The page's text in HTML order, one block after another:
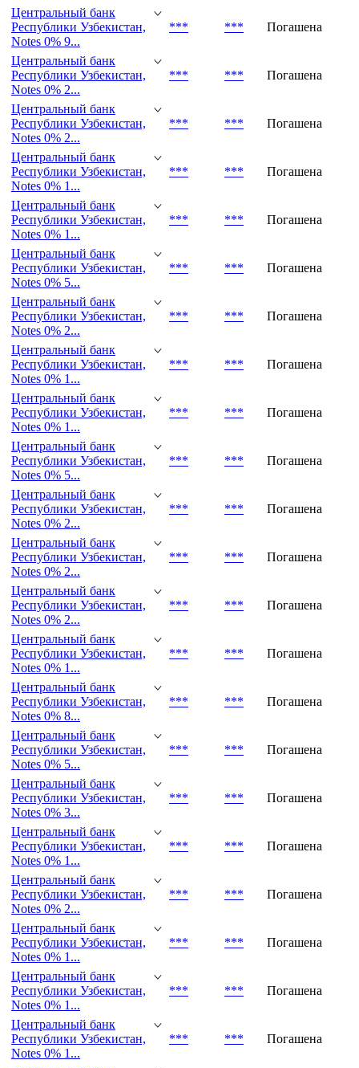
Центральный банк
Республики Узбекистан,
Notes 0% 2...
*** *** Погашена
Центральный банк
Республики Узбекистан,
Notes 0% 9...
*** *** Погашена
Центральный банк
Республики Узбекистан,
Notes 0% 2...
*** *** Погашена
Центральный банк
Республики Узбекистан,
Notes 0% 2...
*** *** Погашена
Центральный банк
Республики Узбекистан,
Notes 0% 1...
*** *** Погашена
Центральный банк
Республики Узбекистан,
Notes 0% 1...
*** *** Погашена
Центральный банк
Республики Узбекистан,
Notes 0% 5...
*** *** Погашена
Центральный банк
Республики Узбекистан,
Notes 0% 2...
*** *** Погашена
Центральный банк
Республики Узбекистан,
Notes 0% 1...
*** *** Погашена
Центральный банк
Республики Узбекистан,
Notes 0% 1...
*** *** Погашена
Центральный банк
Республики Узбекистан,
Notes 0% 5...
*** *** Погашена
Центральный банк
Республики Узбекистан,
Notes 0% 2...
*** *** Погашена
Центральный банк
Республики Узбекистан,
Notes 0% 2...
*** *** Погашена
Центральный банк
Республики Узбекистан,
Notes 0% 2...
*** *** Погашена
Центральный банк
Республики Узбекистан,
Notes 0% 1...
*** *** Погашена
Центральный банк
Республики Узбекистан,
Notes 0% 8...
*** *** Погашена
Центральный банк
Республики Узбекистан,
Notes 0% 5...
*** *** Погашена
Центральный банк
Республики Узбекистан,
Notes 0% 3...
*** *** Погашена
Центральный банк
Республики Узбекистан,
Notes 0% 1...
*** *** Погашена
Центральный банк
Республики Узбекистан,
Notes 0% 2...
*** *** Погашена
Центральный банк
Республики Узбекистан,
Notes 0% 1...
*** *** Погашена
Центральный банк
Республики Узбекистан,
Notes 0% 1...
*** *** Погашена